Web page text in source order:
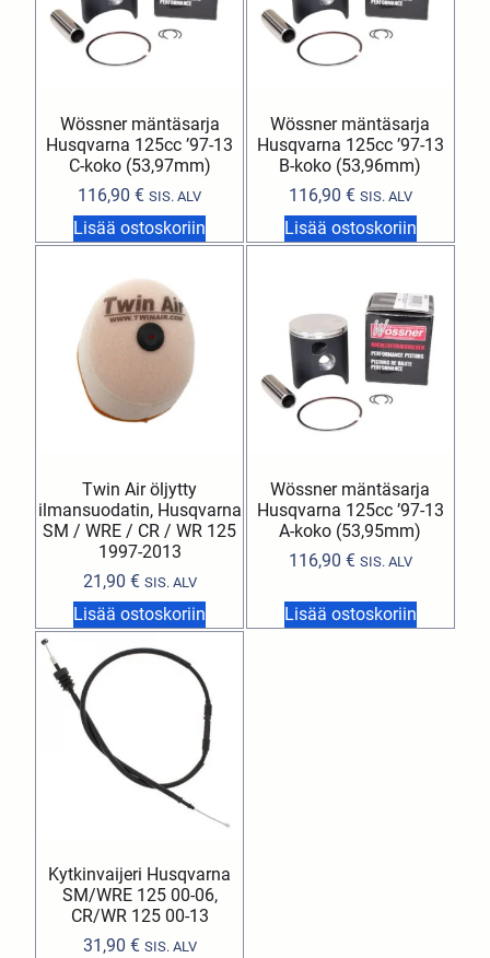
Wössner mäntäsarja
Husqvarna 125cc ’97-13
C-koko (53,97mm)
116,90€ SIS. ALV
Lisää ostoskoriin
Wössner mäntäsarja
Husqvarna 125cc ’97-13
B-koko (53,96mm)
116,90 € SIS. ALV
Lisää ostoskoriin
Twin Air öljytty
ilmansuodatin, Husqvarna
SM / WRE / CR / WR 125
1997-2013
21,90 € SIS. ALV
Lisää ostoskoriin
Wössner mäntäsarja
Husqvarna 125cc ’97-13
A-koko (53,95mm)
116,90 € SIS. ALV
Lisää ostoskoriin
Kytkinvaijeri Husqvarna
SM/WRE 125 00-06,
CR/WR 125 00-13
31,90 € SIS. ALV